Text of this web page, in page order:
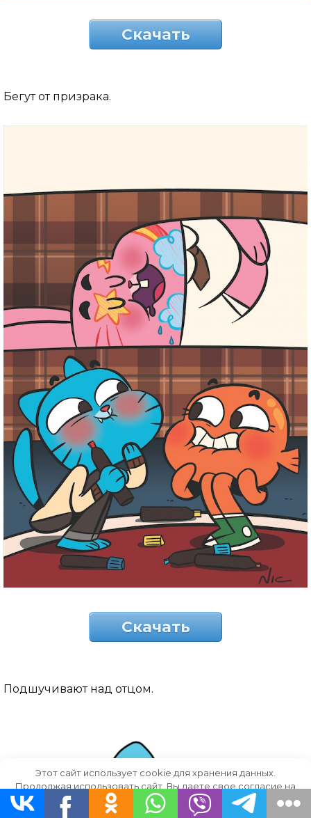
Скачать
Бегут от призрака.
Скачать
Подшучивают над отцом.
Этот сайт использует cookie для хранения данных.
Продолжая использовать сайт, Вы даете свое согласие на
работу с этими файлами.
OK